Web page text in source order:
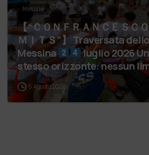
Notizie
【 “ＣＯＮＦＲＡＮＣＥＳＣ
ＭＩＴＳ”】 Traversata dello Stretto di
Messina
luglio 2026 Uniti dallo
stesso orizzonte: nessun
5 Agosto 2026